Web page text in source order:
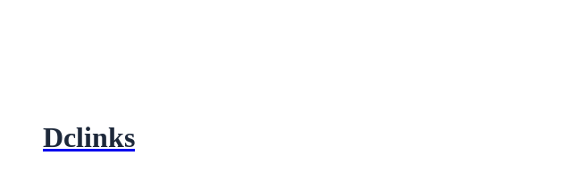
Dclinks